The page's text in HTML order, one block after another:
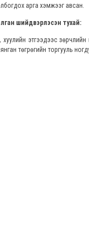
арга хэмжээг авсан.
шийдвэрлэсэн тухай:
этгээдээс зөрчлийн
төгрөгийн торгууль